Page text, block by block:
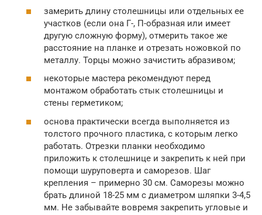
замерить длину столешницы или отдельных ее
участков (если она Г-, П-образная или имеет
другую сложную форму), отмерить такое же
расстояние на планке и отрезать ножовкой по
металлу. Торцы можно зачистить абразивом;
некоторые мастера рекомендуют перед
монтажом обработать стык столешницы и
стены герметиком;
основа практически всегда выполняется из
толстого прочного пластика, с которым легко
работать. Отрезки планки необходимо
приложить к столешнице и закрепить к ней при
помощи шуруповерта и саморезов. Шаг
крепления – примерно 30 см. Саморезы можно
брать длиной 18-25 мм с диаметром шляпки 3-4,5
мм. Не забывайте вовремя закрепить угловые и